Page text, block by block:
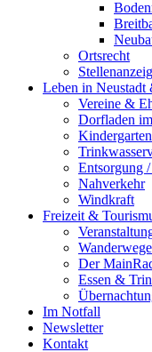
Ortsrecht
Leben in Neustadt
Vereine &
Dorfladen
Kindergarten
Entsorgung
Nahverkehr
Windkraft
Freizeit &
Wanderwege
Der
Essen &
Im Notfall
Newsletter
Kontakt